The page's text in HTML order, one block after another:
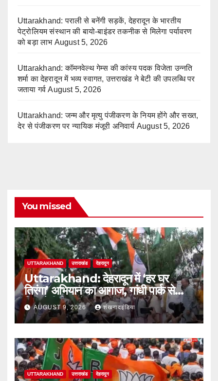
Uttarakhand: पराली से बनेंगी सड़कें, देहरादून के भारतीय
पेट्रोलियम संस्थान की बायो-बाइंडर तकनीक से मिलेगा पर्यावरण
को बड़ा लाभ August 5, 2026
Uttarakhand: कॉमनवेल्थ गेम्स की कांस्य पदक विजेता उन्नति
शर्मा का देहरादून में भव्य स्वागत, उत्तराखंड ने बेटी की उपलब्धि पर
जताया गर्व August 5, 2026
Uttarakhand: जन्म और मृत्यु पंजीकरण के नियम होंगे और सख्त,
देर से पंजीकरण पर न्यायिक मंजूरी अनिवार्य August 5, 2026
You missed
UTTARAKHAND उत्तराखंड देहरादून
Uttarakhand: देहरादून में ‘हर घर
तिरंगा’ अभियान का आगाज, गांधी पार्क से
निकलेगी तिरंगा यात्रा
AUGUST 9, 2026 शंखनादइंडिया
UTTARAKHAND उत्तराखंड देहरादून